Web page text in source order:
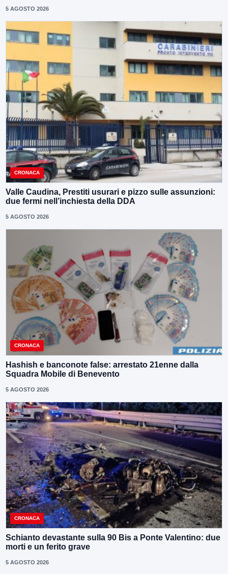
5 AGOSTO 2026
CRONACA
Valle Caudina, Prestiti usurari e pizzo sulle assunzioni:
due fermi nell’inchiesta della DDA
5 AGOSTO 2026
CRONACA
Hashish e banconote false: arrestato 21enne dalla
Squadra Mobile di Benevento
5 AGOSTO 2026
CRONACA
Schianto devastante sulla 90 Bis a Ponte Valentino: due
morti e un ferito grave
5 AGOSTO 2026